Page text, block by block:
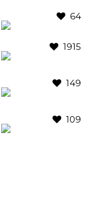
64
1915
149
109